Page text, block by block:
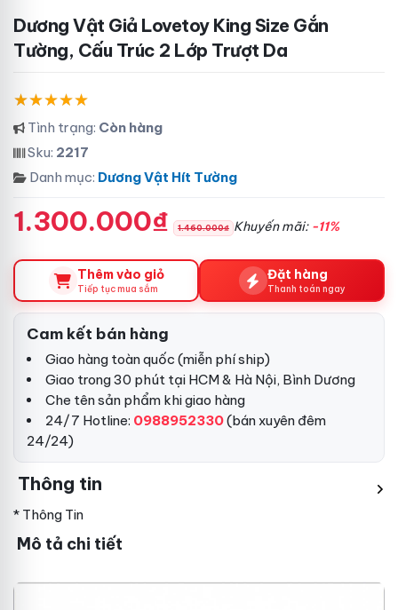
Dương Vật Giả Lovetoy King Size Gắn
Tường, Cấu Trúc 2 Lớp Trượt Da
Tình trạng: Còn hàng
Sku: 2217
Danh mục: Dương Vật Hít Tường
1.300.000₫ 1.460.000₫ Khuyến mãi: -11%
Thêm vào giỏ
Tiếp tục mua sắm
Đặt hàng
Thanh toán ngay
Cam kết bán hàng
Giao hàng toàn quốc (miễn phí ship)
Giao trong 30 phút tại HCM & Hà Nội, Bình Dương
Che tên sản phẩm khi giao hàng
24/7 Hotline: 0988952330(bán xuyên đêm
24/24)
Thông tin
* Thông Tin
Mô tả chi tiết